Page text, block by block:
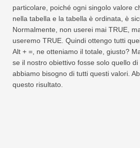
particolare, poiché ogni singolo valore
nella tabella e la tabella è ordinata, è
Normalmente, non userei mai TRUE,
useremo TRUE. Quindi ottengo tutti
Alt + =, ne otteniamo il totale, giusto?
se il nostro obiettivo fosse solo quello
abbiamo bisogno di tutti questi valori.
questo risultato.